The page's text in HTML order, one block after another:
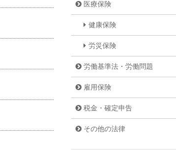
主要産地です
医療保険
健康保険
労災保険
労働基準法・労働問題
雇用保険
税金・確定申告
その他の法律